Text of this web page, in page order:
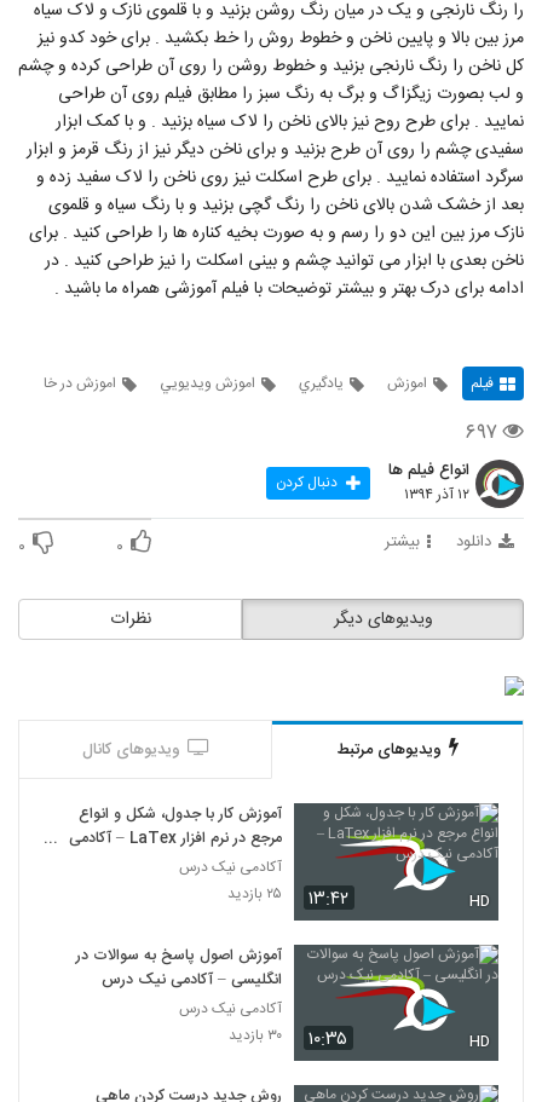
را رنگ نارنجی و یک در میان رنگ روشن بزنید و با قلموی نازک و لاک سیاه
مرز بین بالا و پایین ناخن و خطوط روش را خط بکشید . برای خود کدو نیز
کل ناخن را رنگ نارنجی بزنید و خطوط روشن را روی آن طراحی کرده و چشم
و لب بصورت زیگزاگ و برگ به رنگ سبز را مطابق فیلم روی آن طراحی
نمایید . برای طرح روح نیز بالای ناخن را لاک سیاه بزنید . و با کمک ابزار
سفیدی چشم را روی آن طرح بزنید و برای ناخن دیگر نیز از رنگ قرمز و ابزار
سرگرد استفاده نمایید . برای طرح اسکلت نیز روی ناخن را لاک سفید زده و
بعد از خشک شدن بالای ناخن را رنگ گچی بزنید و با رنگ سیاه و قلموی
نازک مرز بین این دو را رسم و به صورت بخیه کناره ها را طراحی کنید . برای
ناخن بعدی با ابزار می توانید چشم و بینی اسکلت را نیز طراحی کنید . در
ادامه برای درک بهتر و بیشتر توضیحات با فیلم آموزشی همراه ما باشید .
فیلم اموزش يادگيري اموزش ويديويي اموزش در خا
۶۹۷
انواع فیلم ها
۱۲ آذر ۱۳۹۴ دنبال کردن
دانلود بیشتر ۰ ۰
نظرات ویدیوهای دیگر
ویدیوهای مرتبط ویدیوهای کانال
۱۳:۴۲ HD
آموزش کار با جدول، شکل و انواع
مرجع در نرم افزار LaTex – آکادمی
نیک درس
آکادمی نیک درس
۲۵ بازدید
۱۰:۳۵ HD
آموزش اصول پاسخ به سوالات در
انگلیسی – آکادمی نیک درس
آکادمی نیک درس
۳۰ بازدید
روش جدید درست کردن ماهی